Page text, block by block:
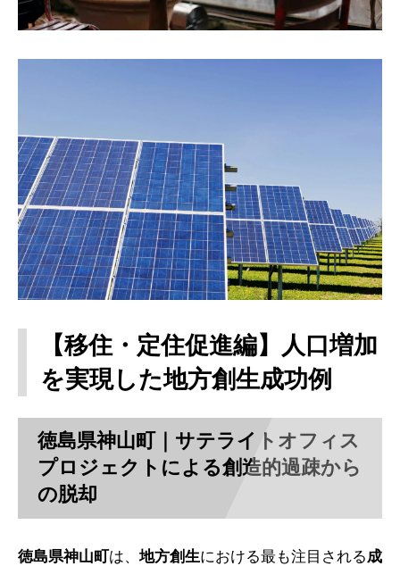
【移住・定住促進編】人口増加
を実現した地方創生成功例
徳島県神山町｜サテライトオフィス
プロジェクトによる創造的過疎から
の脱却
徳島県神山町は、 地方創生における最も注目される成